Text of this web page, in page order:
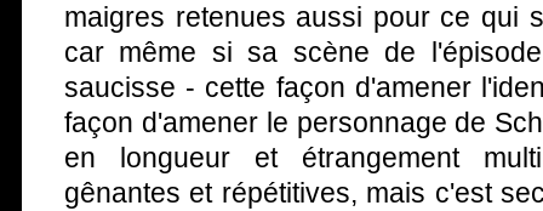
maigres retenues aussi pour ce qui
car même si sa scène de
saucisse - cette façon d'amener
façon d'amener le personnage de
en longueur et étrangement
gênantes et répétitives, mais c'est